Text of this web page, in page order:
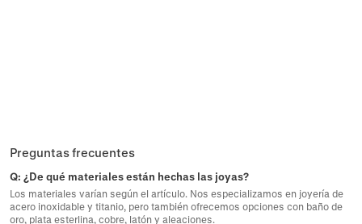
Preguntas frecuentes
Q: ¿De qué materiales están hechas las joyas?
Los materiales varían según el artículo. Nos especializamos en joyería de
acero inoxidable y titanio, pero también ofrecemos opciones con baño de
oro, plata esterlina, cobre, latón y aleaciones.